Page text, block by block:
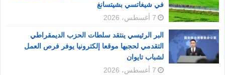
في شيغاتسي بشيتسانغ
7 أغسطس، 2026
البر الرئيسي ينتقد سلطات الحزب الديمقراطي
التقدمي لحجبها موقعا إلكترونيا يوفر فرص العمل
لشباب تايوان
7 أغسطس، 2026